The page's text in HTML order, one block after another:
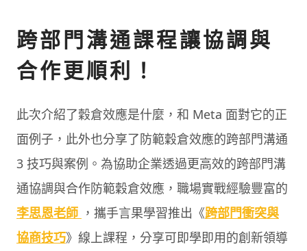
跨部門溝通課程讓協調與
合作更順利！
此次介紹了穀倉效應是什麼，和 Meta 面對它的正
面例子，此外也分享了防範穀倉效應的跨部門溝通
3 技巧與案例。為協助企業透過更高效的跨部門溝
通協調與合作防範穀倉效應，職場實戰經驗豐富的
李思恩老師 ，攜手言果學習推出《跨部門衝突與
協商技巧》線上課程，分享可即學即用的創新領導